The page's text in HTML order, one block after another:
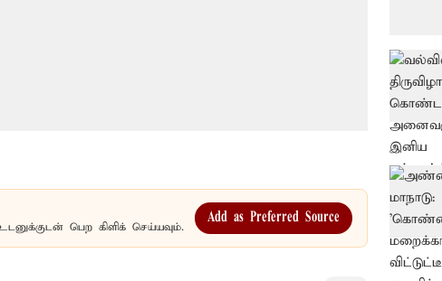
பெற கிளிக் செய்யவும்.
Add as Preferred Source